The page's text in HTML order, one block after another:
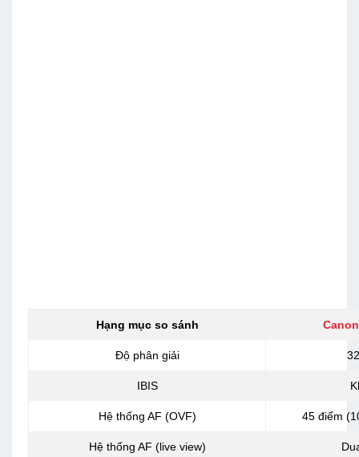
Hạng mục so sánh
Độ phân giải
IBIS
Hệ thống AF (OVF) 45 điểm
Hệ thống AF (live view)